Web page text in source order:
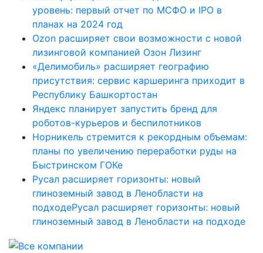
уровень: первый отчет по МСФО и IPO в
планах на 2024 год
Ozon расширяет свои возможности с новой
лизинговой компанией Озон Лизинг
«Делимобиль» расширяет географию
присутствия: сервис каршеринга приходит в
Республику Башкортостан
Яндекс планирует запустить бренд для
роботов-курьеров и беспилотников
Норникель стремится к рекордным объемам:
планы по увеличению переработки руды на
Быстринском ГОКе
Русал расширяет горизонты: новый
глиноземный завод в Ленобласти на
подходеРусал расширяет горизонты: новый
глиноземный завод в Ленобласти на подходе